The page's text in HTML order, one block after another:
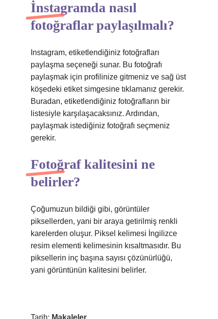
İnstagramda nasıl
fotoğraflar paylaşılmalı?
Instagram, etiketlendiğiniz fotoğrafları
paylaşma seçeneği sunar. Bu fotoğrafı
paylaşmak için profilinize gitmeniz ve sağ üst
köşedeki etiket simgesine tıklamanız gerekir.
Buradan, etiketlendiğiniz fotoğrafların bir
listesiyle karşılaşacaksınız. Ardından,
paylaşmak istediğiniz fotoğrafı seçmeniz
gerekir.
Fotoğraf kalitesini ne
belirler?
Çoğumuzun bildiği gibi, görüntüler
piksellerden, yani bir araya getirilmiş renkli
karelerden oluşur. Piksel kelimesi İngilizce
resim elementi kelimesinin kısaltmasıdır. Bu
piksellerin inç başına sayısı çözünürlüğü,
yani görüntünün kalitesini belirler.
Tarih: Makaleler